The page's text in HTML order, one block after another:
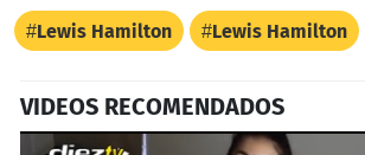
Lewis Hamilton Lewis Hamilton
VIDEOS RECOMENDADOS